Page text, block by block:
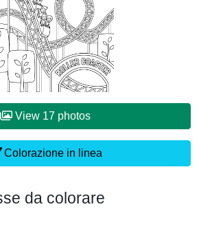
View 17 photos
Colorazione in linea
da colorare